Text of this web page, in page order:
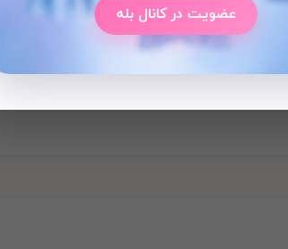
پلاس,مانتو
عضویت در کانال بله